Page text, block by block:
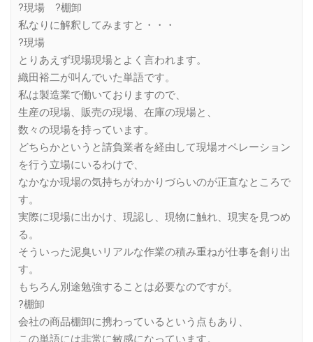
?現場 ?棚卸
私なりに解釈してみますと・・・
?現場
とりあえず現場現場とよく言われます。
織田裕二が叫んでいた単語です。
私は製造業で働いておりますので、
生産の現場、販売の現場、在庫の現場と、
数々の現場を持っています。
どちらかというと請負業者を経由して現場オペレーション
を行う立場にいるわけで、
なかなか現場の気持ちがわかりづらいのが正直なところで
す。
実際に現場に出かけ、現認し、現物に触れ、現実を見つめ
る。
そういった泥臭いリアルな作業の積み重ねが仕事を創り出
す。
もちろん別途勉強することは必要なのですが。
?棚卸
会社の商品棚卸に携わっているという点もあり、
この単語には非常に敏感になっています。